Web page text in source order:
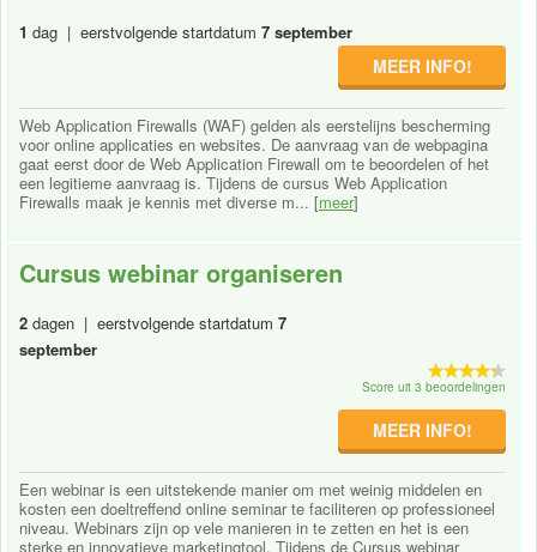
1 dag | eerstvolgende startdatum 7 september
MEER INFO!
Web Application Firewalls (WAF) gelden als eerstelijns bescherming
voor online applicaties en websites. De aanvraag van de webpagina
gaat eerst door de Web Application Firewall om te beoordelen of het
een legitieme aanvraag is. Tijdens de cursus Web Application
Firewalls maak je kennis met diverse m... [meer]
Cursus webinar organiseren
2 dagen | eerstvolgende startdatum 7
september
Score uit 3 beoordelingen
MEER INFO!
Een webinar is een uitstekende manier om met weinig middelen en
kosten een doeltreffend online seminar te faciliteren op professioneel
niveau. Webinars zijn op vele manieren in te zetten en het is een
sterke en innovatieve marketingtool. Tijdens de Cursus webinar